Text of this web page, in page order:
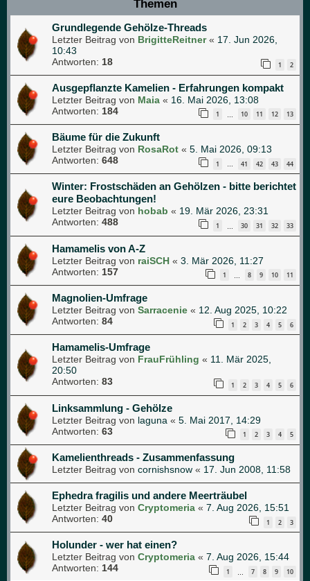
Themen
Grundlegende Gehölze-Threads
Letzter Beitrag von BrigitteReitner« 17. Jun 2026,
10:43
Antworten: 18 1 2
Ausgepflanzte Kamelien - Erfahrungen kompakt
Letzter Beitrag von Maia « 16. Mai 2026, 13:08
Antworten: 184 1 … 10 11 12 13
Bäume für die Zukunft
Letzter Beitrag von RosaRot « 5. Mai 2026, 09:13
Antworten: 648 1 … 41 42 43 44
Winter: Frostschäden an Gehölzen - bitte berichtet
eure Beobachtungen!
Letzter Beitrag von hobab « 19. Mär 2026, 23:31
Antworten: 488 1 30 31 32 33
Hamamelis von A-Z
Letzter Beitrag von raiSCH « 3. Mär 2026, 11:27
Antworten: 157 1 … 8 9 10 11
Magnolien-Umfrage
Letzter Beitrag von Sarracenie « 12. Aug 2025, 10:22
Antworten: 84 1 2 3 4 5 6
Hamamelis-Umfrage
Letzter Beitrag von FrauFrühling « 11. Mär 2025,
20:50
Antworten: 83 1 2 3 4 5 6
Linksammlung - Gehölze
Letzter Beitrag von laguna « 5. Mai 2017, 14:29
Antworten: 63 1 2 3 4 5
Kamelienthreads - Zusammenfassung
Letzter Beitrag von cornishsnow « 17. Jun 2008, 11:58
Ephedra fragilis und andere Meerträubel
Letzter Beitrag von Cryptomeria « 7. Aug 2026, 15:51
Antworten: 40 1 2 3
Holunder - wer hat einen?
Letzter Beitrag von Cryptomeria « 7. Aug 2026, 15:44
Antworten: 144 1 7 8 9 10